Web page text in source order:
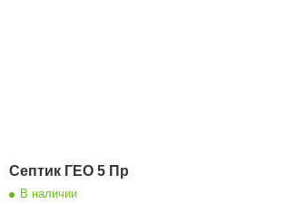
Септик ГЕО 5 Пр
В наличии